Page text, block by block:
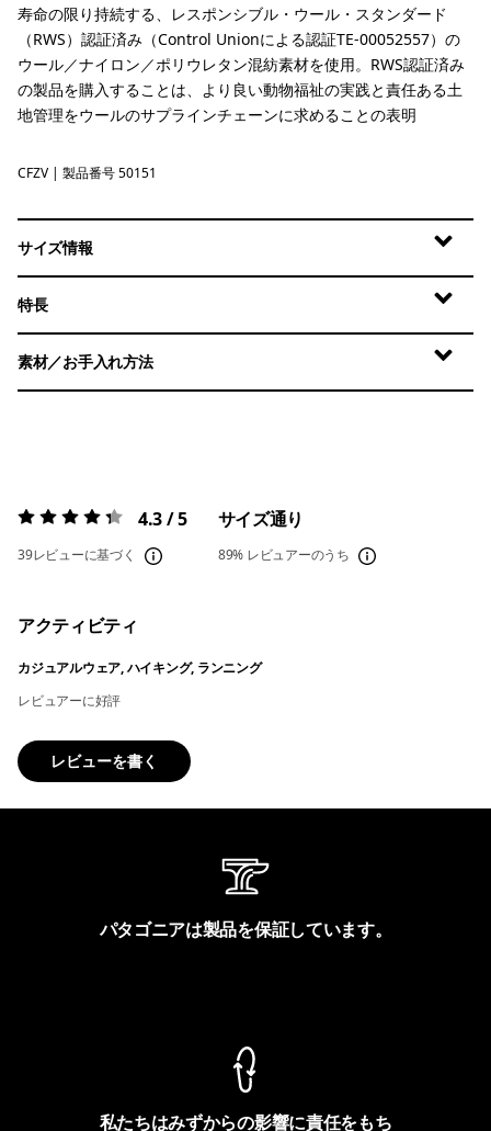
寿命の限り持続する、レスポンシブル・ウール・スタンダード
（RWS）認証済み（Control Unionによる認証TE-00052557）の
ウール／ナイロン／ポリウレタン混紡素材を使用。RWS認証済み
の製品を購入することは、より良い動物福祉の実践と責任ある土
地管理をウールのサプラインチェーンに求めることの表明
Classic Fitz Roy: Viking Blue
CFZV | 製品番号 50151
サイズ情報
特長
素材／お手入れ方法
評価:4.3 / 5 4.3 / 5
39レビューに基づく
サイズ通り
89% レビュアーのうち
アクティビティ
カジュアルウェア, ハイキング, ランニング
レビュアーに好評
レビューを書く
パタゴニアは製品を保証しています。
私たちはみずからの影響に責任をもち